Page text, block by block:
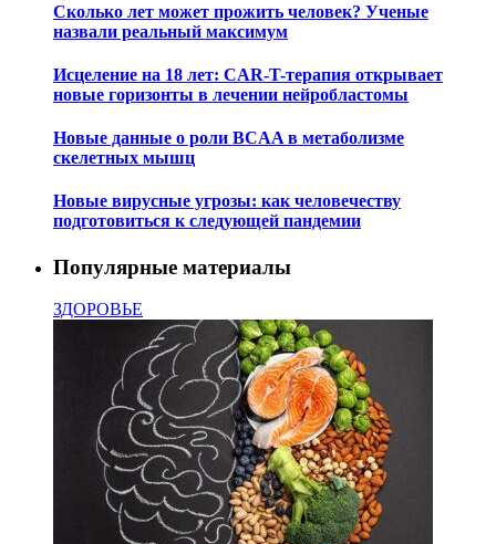
Сколько лет может прожить человек? Ученые
назвали реальный максимум
Исцеление на 18 лет: CAR-T-терапия открывает
новые горизонты в лечении нейробластомы
Новые данные о роли BCAA в метаболизме
скелетных мышц
Новые вирусные угрозы: как человечеству
подготовиться к следующей пандемии
Популярные материалы
ЗДОРОВЬЕ